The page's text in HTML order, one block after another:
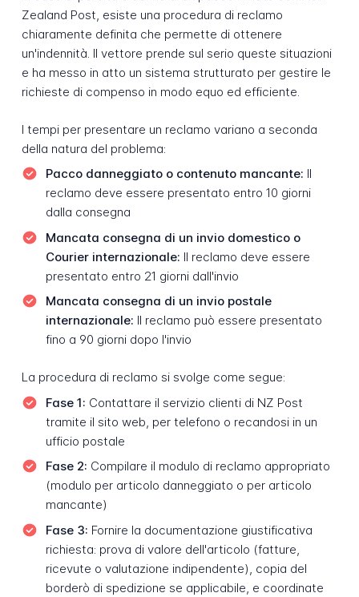
Zealand Post, esiste una procedura di reclamo
chiaramente definita che permette di ottenere
un'indennità. Il vettore prende sul serio queste situazioni
e ha messo in atto un sistema strutturato per gestire le
richieste di compenso in modo equo ed efficiente.
I tempi per presentare un reclamo variano a seconda
della natura del problema:
Pacco danneggiato o contenuto mancante: Il
reclamo deve essere presentato entro 10 giorni
dalla consegna
Mancata consegna di un invio domestico o
Courier internazionale: Il reclamo deve essere
presentato entro 21 giorni dall'invio
Mancata consegna di un invio postale
internazionale: Il reclamo può essere presentato
fino a 90 giorni dopo l'invio
La procedura di reclamo si svolge come segue:
Fase 1: Contattare il servizio clienti di NZ Post
tramite il sito web, per telefono o recandosi in un
ufficio postale
Fase 2: Compilare il modulo di reclamo appropriato
(modulo per articolo danneggiato o per articolo
mancante)
Fase 3: Fornire la documentazione giustificativa
richiesta: prova di valore dell'articolo (fatture,
ricevute o valutazione indipendente), copia del
borderò di spedizione se applicabile, e coordinate